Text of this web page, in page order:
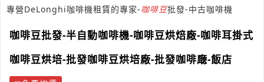
專營DeLonghi咖啡機租賃的專家-咖啡豆批發-中古咖啡機
咖啡豆批發-半自動咖啡機-咖啡豆烘焙廠-咖啡耳掛式
咖啡豆烘培-批發咖啡豆烘培廠-批發咖啡廰-飯店